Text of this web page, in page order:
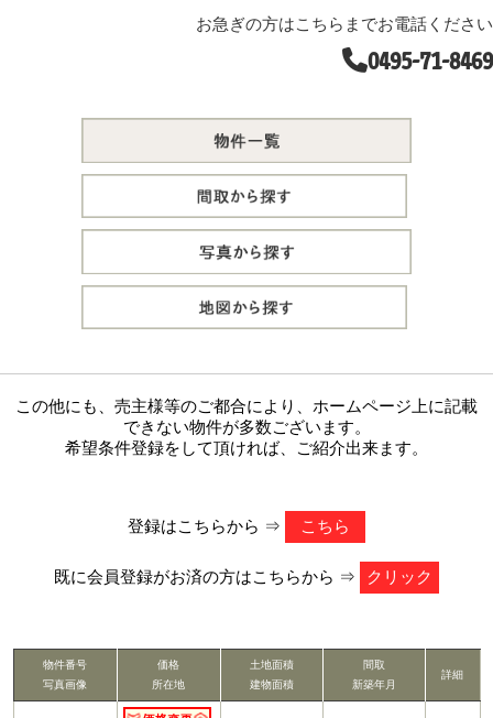
お急ぎの方はこちらまでお電話ください
0495-71-8469
この他にも、売主様等のご都合により、ホームページ上に記載
できない物件が多数ございます。
希望条件登録をして頂ければ、ご紹介出来ます。
登録はこちらから ⇒ こちら
既に会員登録がお済の方はこちらから ⇒ クリック
物件番号
写真画像
価格
所在地
土地面積
建物面積
間取
新築年月
詳細